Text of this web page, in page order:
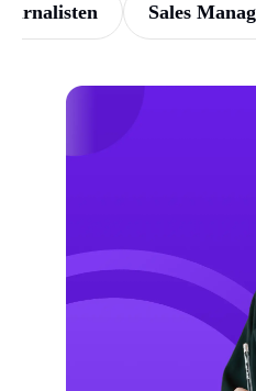
Sales